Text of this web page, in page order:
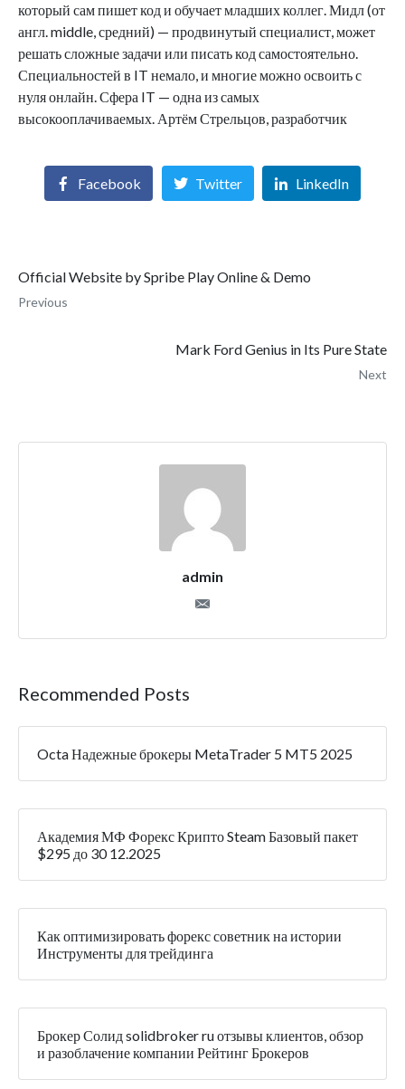
который сам пишет код и обучает младших коллег. Мидл (от
англ. middle, средний) — продвинутый специалист, может
решать сложные задачи или писать код самостоятельно.
Специальностей в IT немало, и многие можно освоить с
нуля онлайн. Сфера IT — одна из самых
высокооплачиваемых. Артём Стрельцов, разработчик
Facebook Twitter LinkedIn
Official Website by Spribe Play Online & Demo
Previous
Mark Ford Genius in Its Pure State
Next
admin
Recommended Posts
Octa Надежные брокеры MetaTrader 5 MT5 2025
Академия МФ Форекс Крипто Steam Базовый пакет
$295 до 30 12.2025
Как оптимизировать форекс советник на истории
Инструменты для трейдинга
Брокер Солид solidbroker ru отзывы клиентов, обзор
и разоблачение компании Рейтинг Брокеров